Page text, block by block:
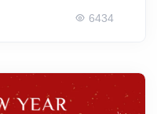
政策进行了深入解
6434